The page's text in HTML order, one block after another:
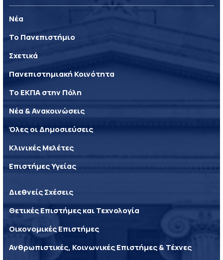
Νέα
Το Πανεπιστήμιο
Σχετικά
Πανεπιστημιακή Κοινότητα
Το ΕΚΠΑ στην Πόλη
Νέα & Ανακοινώσεις
Όλες οι Δημοσιεύσεις
Κλινικές Μελέτες
Επιστήμες Υγείας
Διεθνείς Σχέσεις
Θετικές Επιστήμες και Τεχνολογία
Οικονομικές Επιστήμες
Ανθρωπιστικές, Κοινωνικές Επιστήμες & Τέχνες